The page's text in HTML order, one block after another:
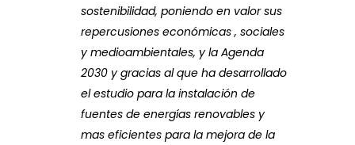
sostenibilidad, poniendo en valor sus
repercusiones económicas , sociales
y medioambientales, y la Agenda
2030 y gracias al que ha desarrollado
el estudio para la instalación de
fuentes de energías renovables y
mas eficientes para la mejora de la